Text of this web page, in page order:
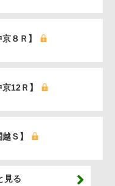
８Ｒ】
12Ｒ】
Ｓ】
見る